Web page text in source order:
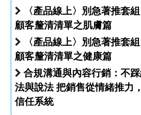
〈產品線上〉別急著推套
顧客釐清清單之肌膚篇
〈產品線上〉別急著推套
顧客釐清清單之健康篇
合規溝通與內容行銷：不
法與說法 把銷售從情緒推力，升級為可複製的
信任系統